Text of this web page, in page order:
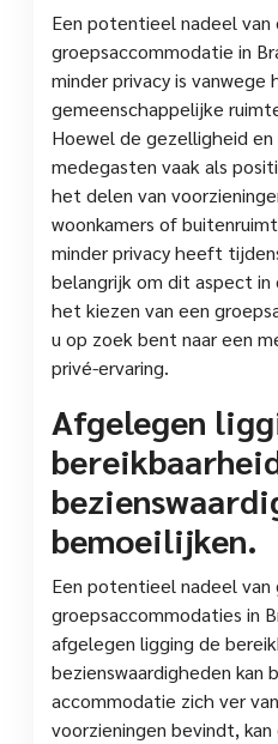
Een potentieel nadeel van
groepsaccommodatie in
minder privacy is vanwege
gemeenschappelijke
Hoewel de gezelligheid
medegasten vaak als
het delen van
woonkamers of
minder privacy heeft
belangrijk om dit aspect
het kiezen van een
u op zoek bent naar een
privé-ervaring.
Afgelegen
bemoeilijken.
Een potentieel nadeel van
groepsaccommodaties in
afgelegen ligging de
bezienswaardigheden kan
accommodatie zich ver
voorzieningen bevindt,